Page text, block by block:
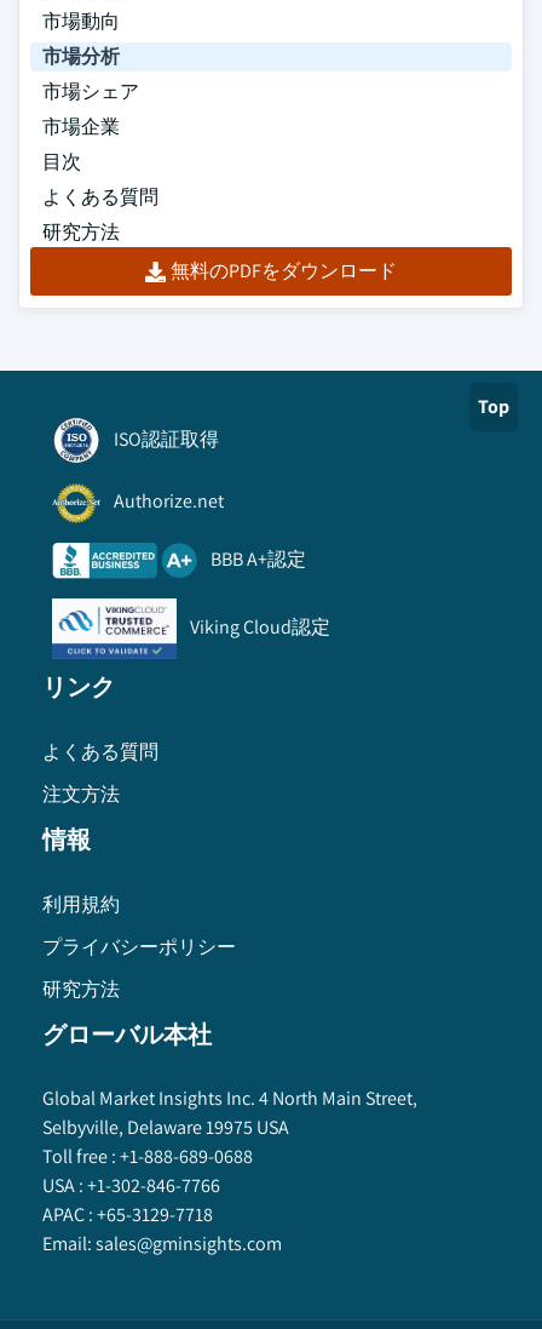
市場動向
市場分析
市場シェア
市場企業
目次
よくある質問
研究方法
無料のPDFをダウンロード
Top
ISO認証取得
Authorize.net
BBB A+認定
Viking Cloud認定
リンク
よくある質問
注文方法
情報
利用規約
プライバシーポリシー
研究方法
グローバル本社
Global Market Insights Inc. 4 North Main Street,
Selbyville, Delaware 19975 USA
Toll free :+1-888-689-0688
USA :+1-302-846-7766
APAC :+65-3129-7718
Email:sales@gminsights.com